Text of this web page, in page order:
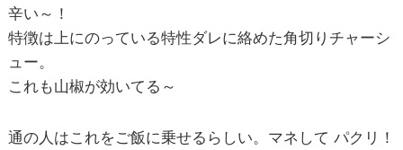
辛い～！
特徴は上にのっている特性ダレに絡めた角切りチャーシ
ュー。
これも山椒が効いてる～
通の人はこれをご飯に乗せるらしい。マネして パクリ！